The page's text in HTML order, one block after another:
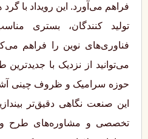
فراهم می‌آورد. این رویداد با
تولید کنندگان، بستری
فناوری‌های نوین را فراهم
می‌توانید از نزدیک با
حوزه سرامیک و ظروف چینی
این صنعت نگاهی دقیق‌تر
تخصصی و مشاوره‌های طرح و